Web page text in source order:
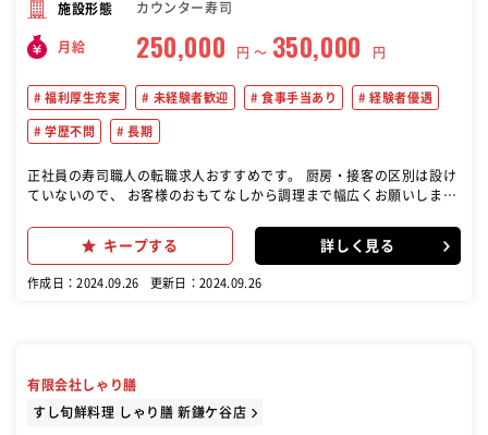
施設形態 カウンター寿司
月給 250,000 円 〜 350,000 円
福利厚生充実 未経験者歓迎 食事手当あり 経験者優遇
学歴不問 長期
正社員の寿司職人の転職求人おすすめです。 厨房・接客の区別は設け
ていないので、 お客様のおもてなしから調理まで幅広くお願いしま
慣れてきたら、少しずつ「握り」にも挑戦していきましょう。 調理や
上質な握りの技術、ワンランク上のおもてなしなど、 さまざまなスキ
キープする 詳しく見る
作成日：2024.09.26 更新日：2024.09.26
有限会社しゃり膳
すし旬鮮料理 しゃり膳 新鎌ケ谷店